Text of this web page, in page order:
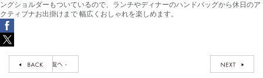
ングショルダーもついているので、ランチやディナーのハンドバッグから休日のア
クティブナお出掛けまで 幅広くおしゃれを楽しめます。